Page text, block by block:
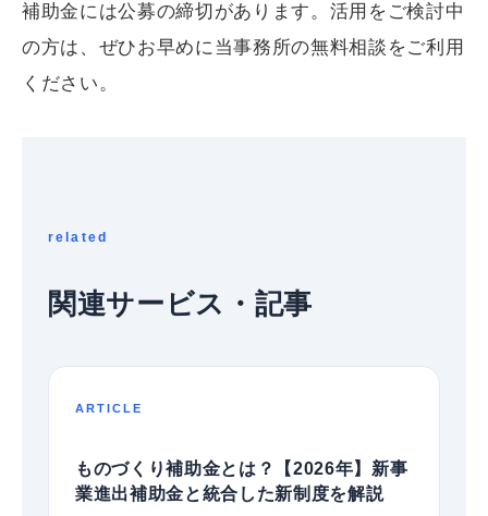
補助金には公募の締切があります。活用をご検討中
の方は、ぜひお早めに当事務所の無料相談をご利用
ください。
related
関連サービス・記事
ARTICLE
ものづくり補助金とは？【2026年】新事
業進出補助金と統合した新制度を解説